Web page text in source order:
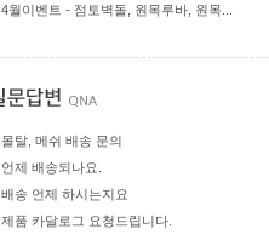
4월이벤트 - 점토벽돌, 원목루바, 원목...
몰탈, 메쉬 배송 문의
언제 배송되나요.
배송 언제 하시는지요
제품 카달로그 요청드립니다.